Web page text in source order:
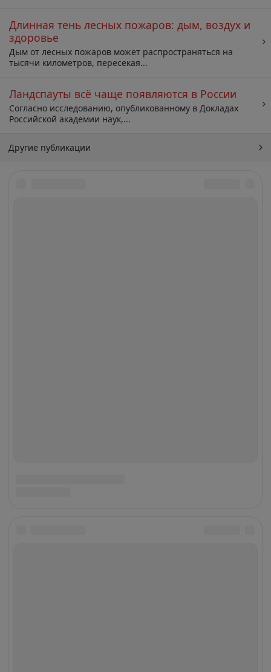
Длинная тень лесных пожаров: дым, воздух и
здоровье
Дым от лесных пожаров может распространяться на
тысячи километров, пересекая...
Ландспауты всё чаще появляются в России
Согласно исследованию, опубликованному в Докладах
Российской академии наук,...
Другие публикации